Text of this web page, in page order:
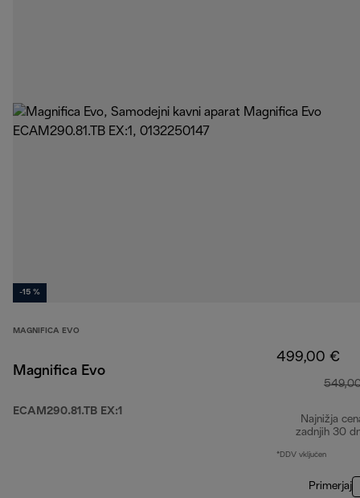
-15 %
MAGNIFICA EVO
Magnifica Evo
ECAM290.81.TB EX:1
499,00 €
Najnižja
zadnjih 30
*DDV vključen
Primerjaj